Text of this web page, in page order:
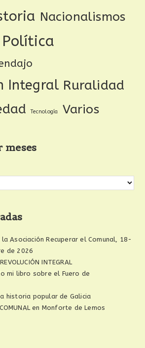
Nacionalismos
Política
Integral Ruralidad
Tecnología Varios
Asociación Recuperar el Comunal, 18-
de 2026
INTEGRAL
mi libro sobre el Fuero de
historia popular de Galicia
en Monforte de Lemos